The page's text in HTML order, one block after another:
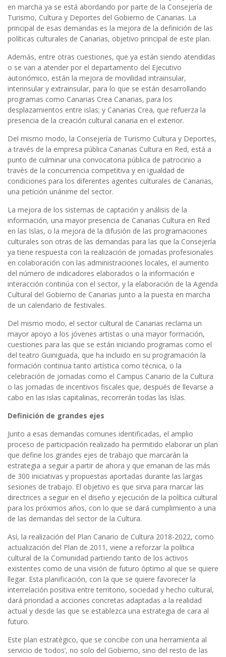
en marcha ya se está abordando por parte de la Consejería de
Turismo, Cultura y Deportes del Gobierno de Canarias. La
principal de esas demandas es la mejora de la definición de las
políticas culturales de Canarias, objetivo principal de este plan.
Además, entre otras cuestiones, que ya están siendo atendidas
o se van a atender por el departamento del Ejecutivo
autonómico, están la mejora de movilidad intrainsular,
interinsular y extrainsular, para lo que se están desarrollando
programas como Canarias Crea Canarias, para los
desplazamientos entre islas; y Canarias Crea, que refuerza la
presencia de la creación cultural canaria en el exterior.
Del mismo modo, la Consejería de Turismo Cultura y Deportes,
a través de la empresa pública Canarias Cultura en Red, está a
punto de culminar una convocatoria pública de patrocinio a
través de la concurrencia competitiva y en igualdad de
condiciones para los diferentes agentes culturales de Canarias,
una petición unánime del sector.
La mejora de los sistemas de captación y análisis de la
información, una mayor presencia de Canarias Cultura en Red
en las Islas, o la mejora de la difusión de las programaciones
culturales son otras de las demandas para las que la Consejería
ya tiene respuesta con la realización de jornadas profesionales
en colaboración con las administraciones locales, el aumento
del número de indicadores elaborados o la información e
interacción continúa con el sector, y la elaboración de la Agenda
Cultural del Gobierno de Canarias junto a la puesta en marcha
de un calendario de festivales.
Del mismo modo, el sector cultural de Canarias reclama un
mayor apoyo a los jóvenes artistas o una mayor formación,
cuestiones para las que se están iniciando programas como el
del teatro Guiniguada, que ha incluido en su programación la
formación continua tanto artística como técnica, o la
celebración de jornadas como el Campus Canario de la Cultura
o las jornadas de incentivos fiscales que, después de llevarse a
cabo en las islas capitalinas, recorrerán todas las Islas.
Definición de grandes ejes
Junto a esas demandas comunes identificadas, el amplio
proceso de participación realizado ha permitido elaborar un plan
que define los grandes ejes de trabajo que marcarán la
estrategia a seguir a partir de ahora y que emanan de las más
de 300 iniciativas y propuestas aportadas durante las largas
sesiones de trabajo. El objetivo es que sirva para marcar las
directrices a seguir en el diseño y ejecución de la política cultural
para los próximos años, con lo que se dará cumplimiento a una
de las demandas del sector de la Cultura.
Así, la realización del Plan Canario de Cultura 2018-2022, como
actualización del Plan de 2011, viene a reforzar la política
cultural de la Comunidad partiendo tanto de los activos
existentes como de una visión de futuro óptimo al que se quiere
llegar. Esta planificación, con la que se quiere favorecer la
interrelación positiva entre territorio, sociedad y hecho cultural,
dará prioridad a acciones concretas adaptadas a la realidad
actual y desde las que se establezca una estrategia de cara al
futuro.
Este plan estratégico, que se concibe con una herramienta al
servicio de ‘todos’, no solo del Gobierno, sino del resto de las